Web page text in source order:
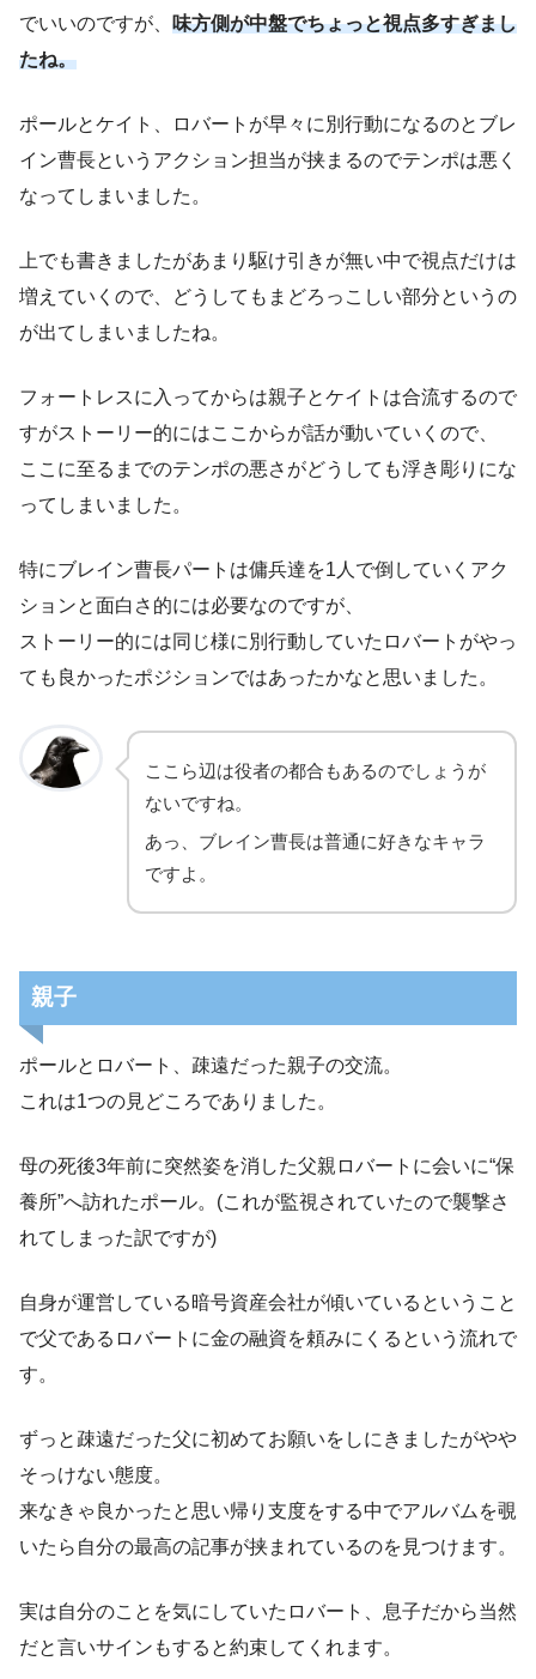
でいいのですが、 味方側が中盤でちょっと視点多すぎまし
たね。
ポールとケイト、ロバートが早々に別行動になるのとブレ
イン曹長というアクション担当が挟まるのでテンポは悪く
なってしまいました。
上でも書きましたがあまり駆け引きが無い中で視点だけは
増えていくので、どうしてもまどろっこしい部分というの
が出てしまいましたね。
フォートレスに入ってからは親子とケイトは合流するので
すがストーリー的にはここからが話が動いていくので、
ここに至るまでのテンポの悪さがどうしても浮き彫りにな
ってしまいました。
特にブレイン曹長パートは傭兵達を1人で倒していくアク
ションと面白さ的には必要なのですが、
ストーリー的には同じ様に別行動していたロバートがやっ
ても良かったポジションではあったかなと思いました。
ここら辺は役者の都合もあるのでしょうが
ないですね。
あっ、ブレイン曹長は普通に好きなキャラ
ですよ。
親子
ポールとロバート、疎遠だった親子の交流。
これは1つの見どころでありました。
母の死後3年前に突然姿を消した父親ロバートに会いに“保
養所”へ訪れたポール。(これが監視されていたので襲撃さ
れてしまった訳ですが)
自身が運営している暗号資産会社が傾いているということ
で父であるロバートに金の融資を頼みにくるという流れで
す。
ずっと疎遠だった父に初めてお願いをしにきましたがやや
そっけない態度。
来なきゃ良かったと思い帰り支度をする中でアルバムを覗
いたら自分の最高の記事が挟まれているのを見つけます。
実は自分のことを気にしていたロバート、息子だから当然
だと言いサインもすると約束してくれます。